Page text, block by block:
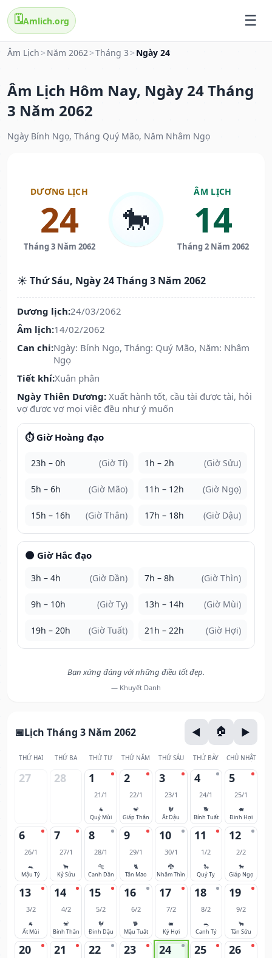
🗓️Amlich.org
Âm Lịch > Năm 2062>Tháng 3 > Ngày 24
Âm Lịch Hôm Nay, Ngày 24 Tháng
3 Năm 2062
Ngày Bính Ngọ, Tháng Quý Mão, Năm Nhâm Ngọ
DƯƠNG LỊCH
24
Tháng 3 Năm 2062
🐎
ÂM LỊCH
14
Tháng 2 Năm 2062
☀️ Thứ Sáu, Ngày 24 Tháng 3 Năm 2062
Dương lịch:24/03/2062
Âm lịch:14/02/2062
Can chi:Ngày: Bính Ngọ, Tháng: Quý Mão, Năm: Nhâm
Ngọ
Tiết khí:Xuân phân
Ngày Thiên Dương: Xuất hành tốt, cầu tài được tài, hỏi
vợ được vợ mọi việc đều như ý muốn
⏱️ Giờ Hoàng đạo
23h – 0h (Giờ Tí) 1h – 2h (Giờ Sửu)
5h – 6h (Giờ Mão) 11h – 12h (Giờ Ngọ)
15h – 16h (Giờ Thân) 17h – 18h (Giờ Dậu)
🌑 Giờ Hắc đạo
3h – 4h (Giờ Dần) 7h – 8h (Giờ Thìn)
9h – 10h (Giờ Tỵ) 13h – 14h (Giờ Mùi)
19h – 20h (Giờ Tuất) 21h – 22h (Giờ Hợi)
Bạn xứng đáng với những điều tốt đẹp.
— Khuyết Danh
Lịch Tháng 3 Năm 2062
THỨ HAI THỨ BA THỨ TƯ THỨ NĂM THỨ SÁU THỨ BẢY CHỦ NHẬT
27 28 1
21/1
🐐
Quý Mùi
2
22/1
🐒
Giáp Thân
3
23/1
🐓
Ất Dậu
4
24/1
🐕
Bính Tuất
5
25/1
🐖
Đinh Hợi
6
26/1
🐀
Mậu Tý
7
27/1
🐂
Kỷ Sửu
8
28/1
🐅
Canh Dần
9
29/1
🐈
Tân Mão
10
30/1
🐉
Nhâm Thìn
11
1/2
🐍
Quý Tỵ
12
2/2
🐎
Giáp Ngọ
13
3/2
🐐
Ất Mùi
14
4/2
🐒
Bính Thân
15
5/2
🐓
Đinh Dậu
16
6/2
🐕
Mậu Tuất
17
7/2
🐖
Kỷ Hợi
18
8/2
🐀
Canh Tý
19
9/2
🐂
Tân Sửu
20 21 22 23 24 25 26